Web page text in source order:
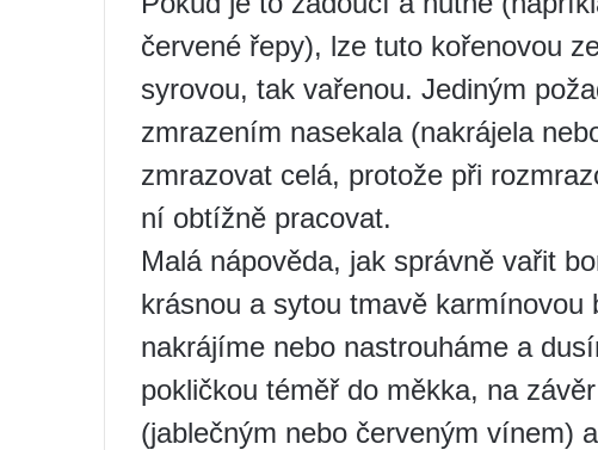
červené řepy), lze tuto kořenovou
syrovou, tak vařenou. Jediným
zmrazením nasekala (nakrájela
zmrazovat celá, protože při
ní obtížně pracovat.
Malá nápověda, jak správně vařit
krásnou a sytou tmavě karmínovou
nakrájíme nebo nastrouháme a
pokličkou téměř do měkka, na
(jablečným nebo červeným vínem)